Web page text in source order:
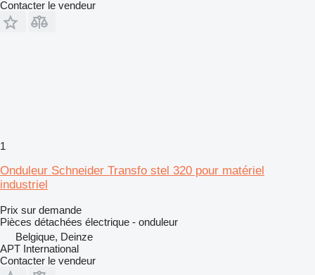
Contacter le vendeur
1
Onduleur Schneider Transfo stel 320 pour matériel
industriel
Prix sur demande
Pièces détachées électrique - onduleur
Belgique, Deinze
APT International
Contacter le vendeur